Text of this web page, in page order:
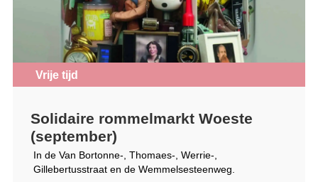
Vrije tijd
Solidaire rommelmarkt Woeste
(september)
In de Van Bortonne-, Thomaes-, Werrie-,
Gillebertusstraat en de Wemmelsesteenweg.